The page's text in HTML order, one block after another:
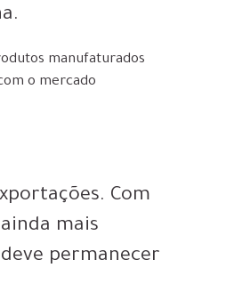
manufaturados
o mercado
Com
mais
permanecer